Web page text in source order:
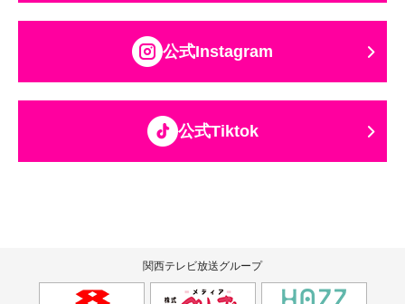
公式Instagram
公式Tiktok
関西テレビ放送グループ